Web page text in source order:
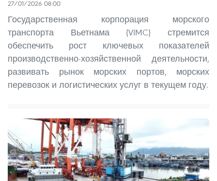
27/01/2026 08:00
Государственная корпорация морского
транспорта Вьетнама (VIMC) стремится
обеспечить рост ключевых показателей
производственно-хозяйственной деятельности,
развивать рынок морских портов, морских
перевозок и логистических услуг в текущем году.